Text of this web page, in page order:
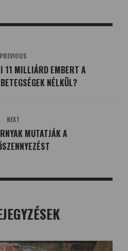
PREVIOUS
11 MILLIÁRD EMBERT A
NÉLKÜL?
NEXT
MUTATJÁK A